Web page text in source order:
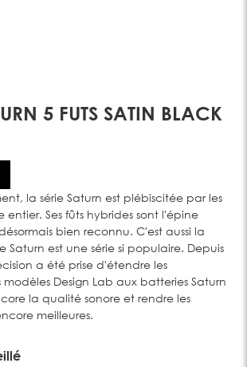
5 FUTS SATIN BLACK
la série Saturn est plébiscitée par les
Ses fûts hybrides sont l'épine
bien reconnu. C'est aussi la
Saturn est une série si populaire. Depuis
a été prise d'étendre les
Design Lab aux batteries Saturn
la qualité sonore et rendre les
meilleures.